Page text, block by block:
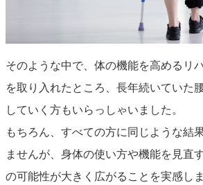
そのような中で、体の機能を高めるリ
を取り入れたところ、長年続いていた
していく方もいらっしゃいました。
もちろん、すべての方に同じような結
ませんが、身体の使い方や機能を見直
の可能性が大きく広がることを実感しま